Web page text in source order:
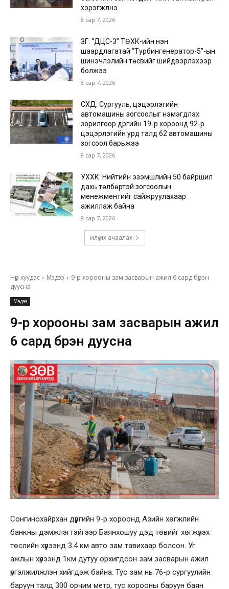
хэрэгжүүлнэ
8 сар 7, 2026
ЗГ: “ДЦС-3” ТӨХК-ийн нэн
шаардлагатай “Турбингенератор-5”-ын
шинэчлэлийн төсвийг шийдвэрлэхээр
болжээ
8 сар 7, 2026
СХД: Сургууль, цэцэрлэгийн
автомашины зогсоолыг нэмэгдүүлэх
зорилгоор дүүргийн 19-р хороонд 92-р
цэцэрлэгийн урд талд 62 автомашины
зогсоол барьжээ
8 сар 7, 2026
УХХК: Нийтийн эзэмшлийн 50 байршил
дахь төлбөртэй зогсоолын
менежментийг сайжруулахаар
ажиллаж байна
8 сар 7, 2026
илүү их ачаалах